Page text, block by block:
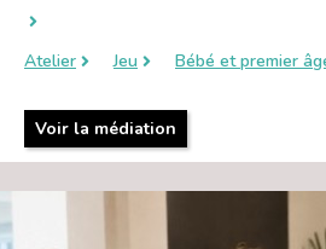
Atelier Jeu Bébé et premier
Voir la médiation